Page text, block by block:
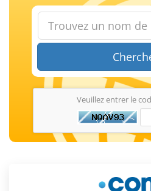
Veuillez entrer le